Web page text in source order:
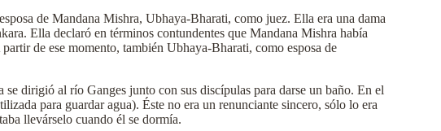
de Mandana Mishra, Ubhaya-Bharati, como juez. Ella era una dama
Ella declaró en términos contundentes que Mandana Mishra había
de ese momento, también Ubhaya-Bharati, como esposa de
dirigió al río Ganges junto con sus discípulas para darse un baño. En el
para guardar agua). Éste no era un renunciante sincero, sólo lo era
llevárselo cuando él se dormía.